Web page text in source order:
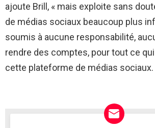
ajoute Brill, « mais exploite sans
de médias sociaux beaucoup plus
soumis à aucune responsabilité,
rendre des comptes, pour tout ce
cette plateforme de médias sociaux.